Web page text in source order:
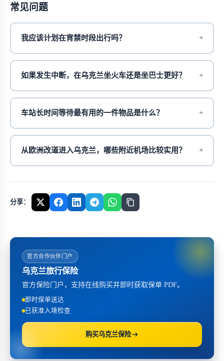
常见问题
我应该计划在宵禁时段出行吗？
如果发生中断，在乌克兰坐火车还是坐巴士更好？
车站长时间等待最有用的一件物品是什么？
从欧洲改道进入乌克兰，哪些附近机场比较实用？
分享：
官方合作伙伴门户
乌克兰旅行保险
官方保险门户，支持在线购买并即时获取保单 PDF。
即时保单送达
已获准入境检查
购买乌克兰保险